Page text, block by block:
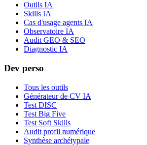
Outils IA
Skills IA
Cas d'usage agents IA
Observatoire IA
Audit GEO & SEO
Diagnostic IA
Dev perso
Tous les outils
Générateur de CV IA
Test DISC
Test Big Five
Test Soft Skills
Audit profil numérique
Synthèse archétypale